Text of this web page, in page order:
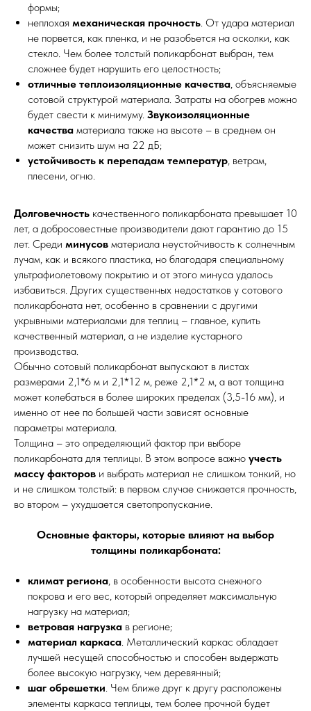
формы;
неплохая механическая прочность. От удара материал
не порвется, как пленка, и не разобьется на осколки, как
стекло. Чем более толстый поликарбонат выбран, тем
сложнее будет нарушить его целостность;
отличные теплоизоляционные качества, объясняемые
сотовой структурой материала. Затраты на обогрев можно
будет свести к минимуму. Звукоизоляционные
качества материала также на высоте – в среднем он
может снизить шум на 22 дБ;
устойчивость к перепадам температур, ветрам,
плесени, огню.
Долговечность качественного поликарбоната превышает 10
лет, а добросовестные производители дают гарантию до 15
лет. Среди минусов материала неустойчивость к солнечным
лучам, как и всякого пластика, но благодаря специальному
ультрафиолетовому покрытию и от этого минуса удалось
избавиться. Других существенных недостатков у сотового
поликарбоната нет, особенно в сравнении с другими
укрывными материалами для теплиц – главное, купить
качественный материал, а не изделие кустарного
производства.
Обычно сотовый поликарбонат выпускают в листах
размерами 2,1*6 м и 2,1*12 м, реже 2,1*2 м, а вот толщина
может колебаться в более широких пределах (3,5-16 мм), и
именно от нее по большей части зависят основные
параметры материала.
Толщина – это определяющий фактор при выборе
поликарбоната для теплицы. В этом вопросе важно учесть
массу факторов и выбрать материал не слишком тонкий, но
и не слишком толстый: в первом случае снижается прочность,
во втором – ухудшается светопропускание.
Основные факторы, которые влияют на выбор
толщины поликарбоната:
климат региона, в особенности высота снежного
покрова и его вес, который определяет максимальную
нагрузку на материал;
ветровая нагрузка в регионе;
материал каркаса. Металлический каркас обладает
лучшей несущей способностью и способен выдержать
более высокую нагрузку, чем деревянный;
шаг обрешетки. Чем ближе друг к другу расположены
элементы каркаса теплицы, тем более прочной будет